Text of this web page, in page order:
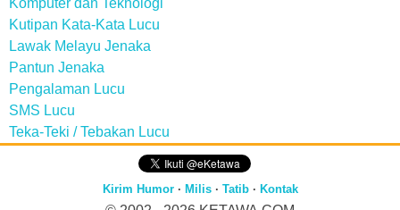
Komputer dan Teknologi
Kutipan Kata-Kata Lucu
Lawak Melayu Jenaka
Pantun Jenaka
Pengalaman Lucu
SMS Lucu
Teka-Teki / Tebakan Lucu
Kirim Humor· Milis· Tatib· Kontak